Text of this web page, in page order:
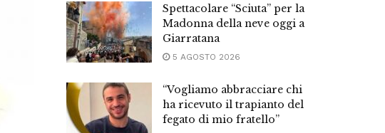
Spettacolare “Sciuta” per la
Madonna della neve oggi a
Giarratana
5 AGOSTO 2026
“Vogliamo abbracciare chi
ha ricevuto il trapianto del
fegato di mio fratello”